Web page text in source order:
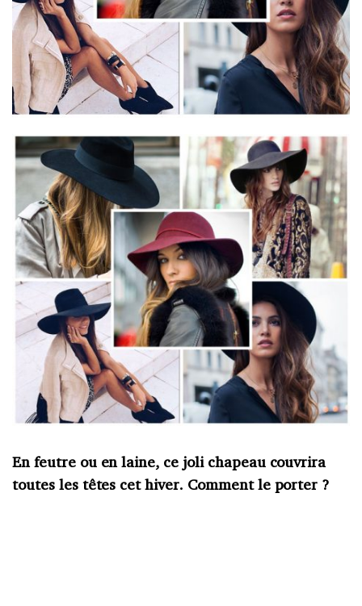
En feutre ou en laine, ce joli chapeau couvrira
toutes les têtes cet hiver. Comment le porter ?